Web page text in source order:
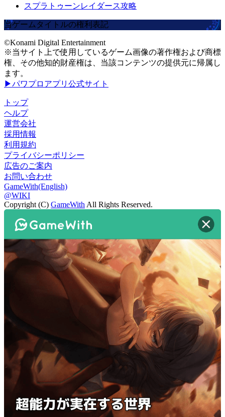
スプラトゥーンレイダース攻略
当ゲームタイトルの権利表記
©Konami Digital Entertainment
※当サイト上で使用しているゲーム画像の著作権および商標
権、その他知的財産権は、当該コンテンツの提供元に帰属し
ます。
▶パワプロアプリ公式サイト
トップ
ヘルプ
運営会社
採用情報
利用規約
プライバシーポリシー
広告のご案内
お問い合わせ
GameWith(English)
@WIKI
Copyright (C) GameWith All Rights Reserved.